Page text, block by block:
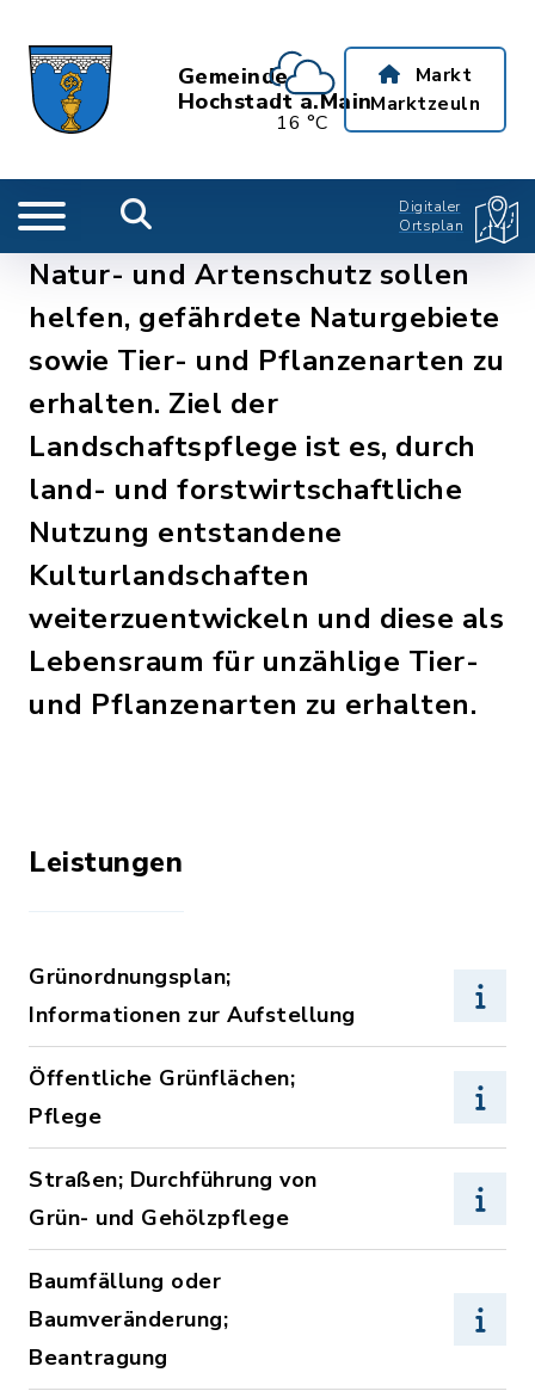
Gemeinde
Hochstadt a.Main
16 °C
Markt
Marktzeuln
Digitaler
Ortsplan
Natur- und Artenschutz sollen
helfen, gefährdete Naturgebiete
sowie Tier- und Pflanzenarten zu
erhalten. Ziel der
Landschaftspflege ist es, durch
land- und forstwirtschaftliche
Nutzung entstandene
Kulturlandschaften
weiterzuentwickeln und diese als
Lebensraum für unzählige Tier-
und Pflanzenarten zu erhalten.
Leistungen
Grünordnungsplan;
Informationen zur Aufstellung
Öffentliche Grünflächen;
Pflege
Straßen; Durchführung von
Grün- und Gehölzpflege
Baumfällung oder
Baumveränderung;
Beantragung